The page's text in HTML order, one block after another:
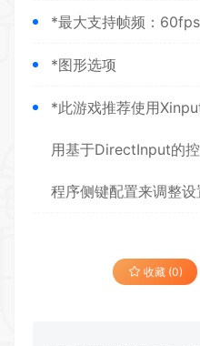
*最大支持帧频：60fps
*图形选项
*此游戏推荐使用
用基于DirectInput的
程序侧键配置来调整设
收藏 (0)